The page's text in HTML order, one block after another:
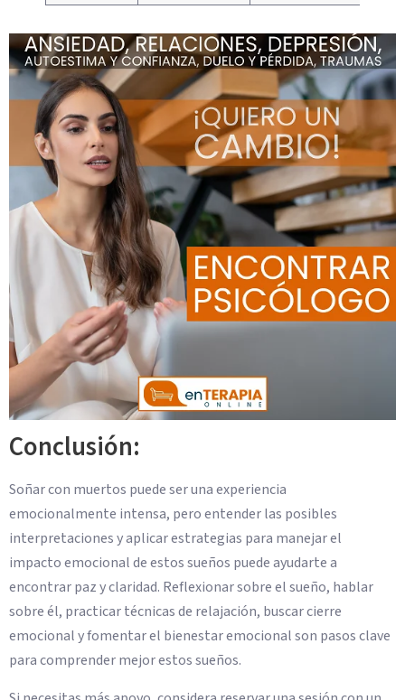
Conclusión:
Soñar con muertos puede ser una experiencia
emocionalmente intensa, pero entender las posibles
interpretaciones y aplicar estrategias para manejar el
impacto emocional de estos sueños puede ayudarte a
encontrar paz y claridad. Reflexionar sobre el sueño, hablar
sobre él, practicar técnicas de relajación, buscar cierre
emocional y fomentar el bienestar emocional son pasos clave
para comprender mejor estos sueños.